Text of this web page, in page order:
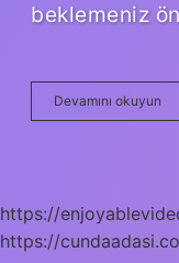
beklemeniz
Devamını okuyun
https://
https://